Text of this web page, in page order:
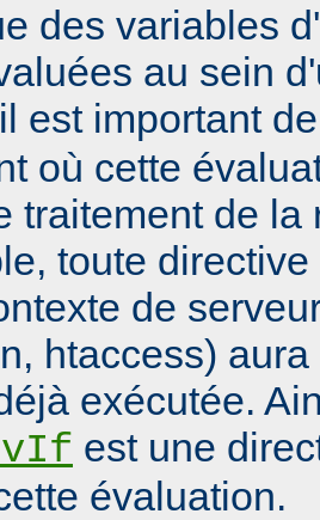
des variables
au sein
est important
où cette
traitement de la
toute
de
htaccess)
exécutée.
est une
évaluation.